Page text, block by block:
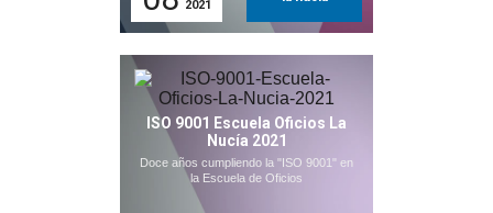
2021
ISO 9001 Escuela Oficios La
Nucía 2021
Doce años cumpliendo la "ISO 9001" en
la Escuela de Oficios